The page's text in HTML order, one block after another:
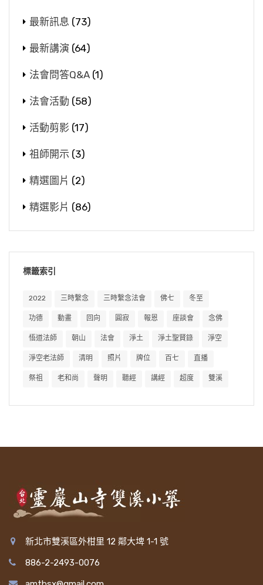
最新訊息 (73)
最新講演 (64)
法會問答Q&A (1)
法會活動 (58)
活動剪影 (17)
祖師開示 (3)
精選圖片 (2)
精選影片 (86)
標籤索引
2022 三時繫念 三時繫念法會 佛七 冬至
功德 動畫 回向 圓寂 報恩 座談會 念佛
悟道法師 朝山 法會 淨土 淨土聖賢錄 淨空
淨空老法師 清明 照片 牌位 百七 直播
祭祖 老和尚 聲明 聽經 講經 超度 雙溪
新北市雙溪區外柑里 12 鄰大埤 1-1 號
886-2-2493-0076